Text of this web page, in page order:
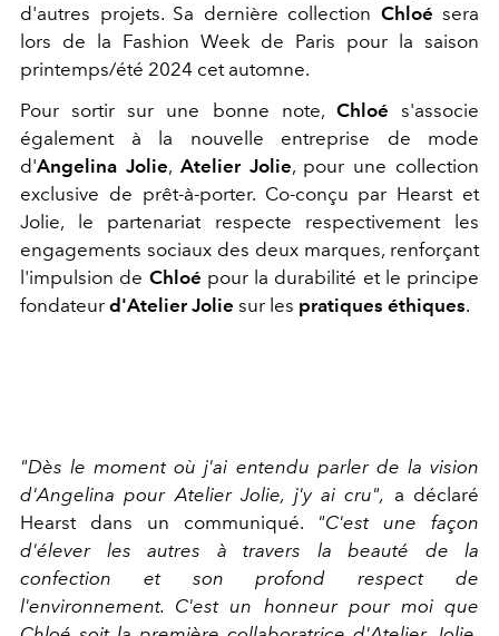
d'autres projets. Sa dernière collection Chloé sera
lors de la Fashion Week de Paris pour la saison
printemps/été 2024 cet automne.
Pour sortir sur une bonne note, Chloé s'associe
également à la nouvelle entreprise de mode
d'Angelina Jolie, Atelier Jolie, pour une collection
exclusive de prêt-à-porter. Co-conçu par Hearst et
Jolie, le partenariat respecte respectivement les
engagements sociaux des deux marques, renforçant
l'impulsion de Chloé pour la durabilité et le principe
fondateur d'Atelier Jolie sur les pratiques éthiques.
"Dès le moment où j'ai entendu parler de la vision
d'Angelina pour Atelier Jolie, j'y ai cru", a déclaré
Hearst dans un communiqué. "C'est une façon
d'élever les autres à travers la beauté de la
confection et son profond respect de
l'environnement. C'est un honneur pour moi que